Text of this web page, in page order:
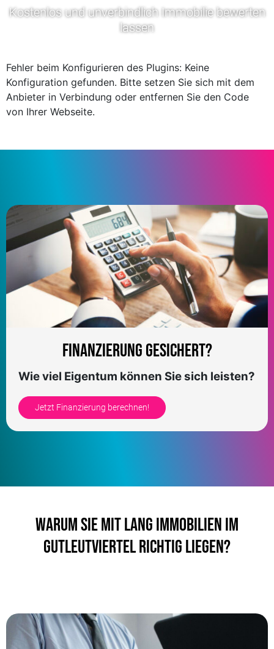
Kostenlos und unverbindlich Immobilie bewerten
lassen
Fehler beim Konfigurieren des Plugins: Keine
Konfiguration gefunden. Bitte setzen Sie sich mit dem
Anbieter in Verbindung oder entfernen Sie den Code
von Ihrer Webseite.
Finanzierung gesichert?
Wie viel Eigentum können Sie sich leisten?
Jetzt Finanzierung berechnen!
Warum Sie mit LANG Immobilien im
Gutleutviertel richtig liegen?